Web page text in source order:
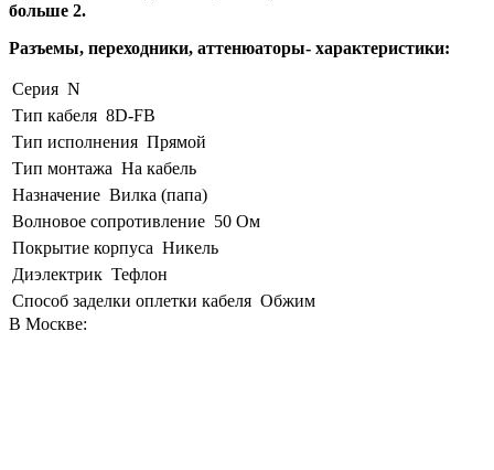
больше 2.
Разъемы, переходники, аттенюаторы- характеристики:
Серия N
Тип кабеля 8D-FB
Тип исполнения Прямой
Тип монтажа На кабель
Назначение Вилка (папа)
Волновое сопротивление 50 Ом
Покрытие корпуса Никель
Диэлектрик Тефлон
Способ заделки оплетки кабеля Обжим
В Москве: